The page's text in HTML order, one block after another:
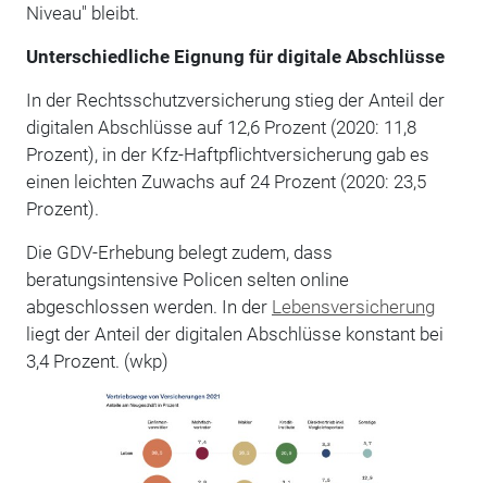
Niveau" bleibt.
Unterschiedliche Eignung für digitale Abschlüsse
In der Rechtsschutzversicherung stieg der Anteil der
digitalen Abschlüsse auf 12,6 Prozent (2020: 11,8
Prozent), in der Kfz-Haftpflichtversicherung gab es
einen leichten Zuwachs auf 24 Prozent (2020: 23,5
Prozent).
Die GDV-Erhebung belegt zudem, dass
beratungsintensive Policen selten online
abgeschlossen werden. In der Lebensversicherung
liegt der Anteil der digitalen Abschlüsse konstant bei
3,4 Prozent. (wkp)